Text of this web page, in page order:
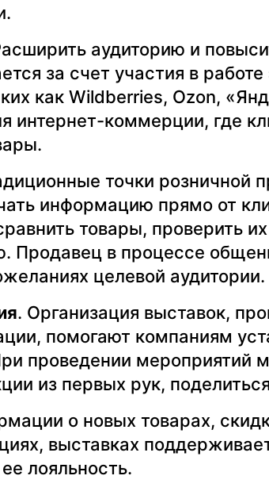
аудиторию и
за счет участия в
как Wildberries, Ozon,
интернет-коммерции, где
точки
информацию прямо от
товары, проверить
Продавец в процессе
целевой аудитории.
. Организация выставок,
помогают компаниям
проведении мероприятий
из первых рук,
о новых товарах,
выставках
лояльность.